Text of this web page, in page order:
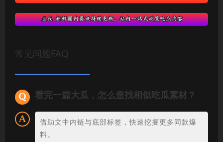
常见问题FAQ
看完一篇大瓜，怎么查找相似吃瓜素材？
借助文中内链与底部标签，快速挖掘更多同款爆
料。